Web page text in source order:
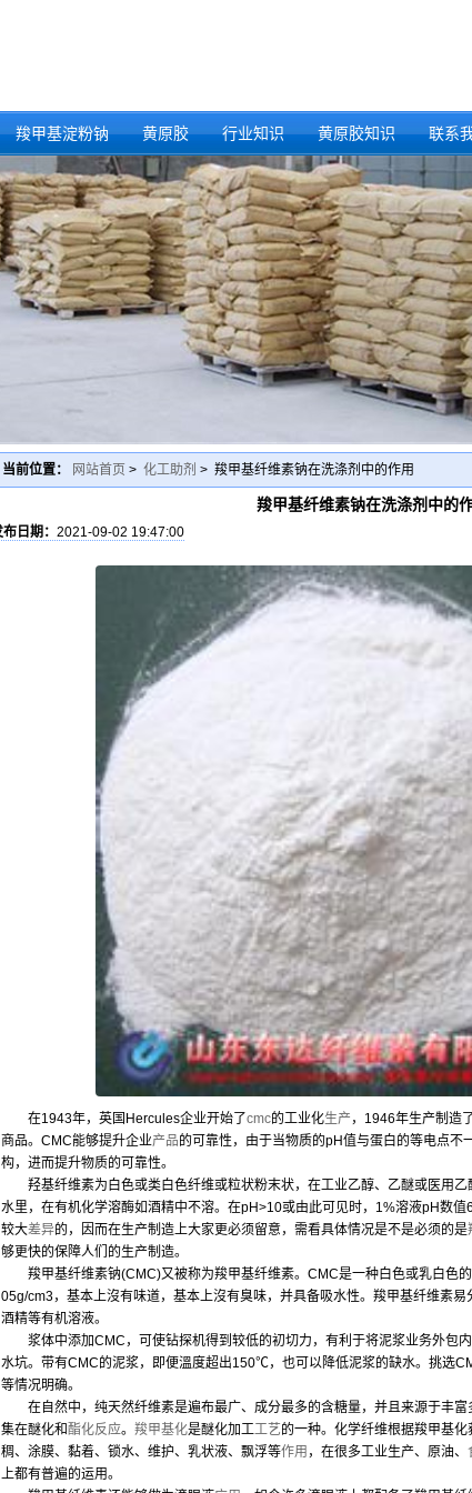
羧甲基淀粉钠 黄原胶 行业知识 黄原胶知识 联系
当前位置： 网站首页 > 化工助剂 > 羧甲基纤维素钠在洗涤剂中的作用
羧甲基纤维素钠在洗涤剂中的
日期： 2021-09-02 19:47:00
在1943年，英国Hercules企业开始了cmc的工业化生产 ，1946年生产制造
商品。CMC能够提升企业产品的可靠性，由于当物质的pH值与蛋白的等电点不
构，进而提升物质的可靠性。
羟基纤维素为白色或类白色纤维或粒状粉末状，在工业乙醇、乙醚或医用乙
水里，在有机化学溶酶如酒精中不溶。在pH>10或由此可见时，1%溶液pH数
较大差异的，因而在生产制造上大家更必须留意，需看具体情况是不是必须的是
够更快的保障人们的生产制造。
羧甲基纤维素钠(CMC)又被称为羧甲基纤维素。CMC是一种白色或乳白色
05g/cm3，基本上沒有味道，基本上沒有臭味，并具备吸水性。羧甲基纤维素
酒精等有机溶液。
浆体中添加CMC，可使钻探机得到较低的初切力，有利于将泥浆业务外包
水坑。带有CMC的泥浆，即便溫度超出150℃，也可以降低泥浆的缺水。挑选
等情况明确。
在自然中，纯天然纤维素是遍布最广、成分最多的含糖量，并且来源于丰富
集在醚化和酯化反应。 羧甲基化是醚化加工工艺的一种。化学纤维根据羧甲基
稠、涂膜、黏着、锁水、维护、乳状液、飘浮等作用 ，在很多工业生产、原油、
上都有普遍的运用。